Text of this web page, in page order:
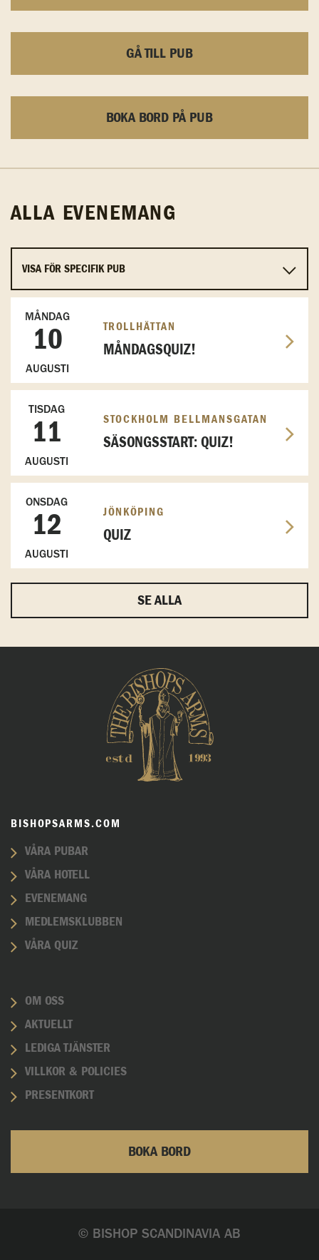
GÅ TILL PUB
BOKA BORD PÅ PUB
ALLA EVENEMANG
MÅNDAG
10
AUGUSTI
TROLLHÄTTAN
MÅNDAGSQUIZ!
TISDAG
11
AUGUSTI
STOCKHOLM BELLMANSGATAN
SÄSONGSSTART: QUIZ!
ONSDAG
12
AUGUSTI
JÖNKÖPING
QUIZ
SE ALLA
BISHOPSARMS.COM
VÅRA PUBAR
VÅRA HOTELL
EVENEMANG
MEDLEMSKLUBBEN
VÅRA QUIZ
OM OSS
AKTUELLT
LEDIGA TJÄNSTER
VILLKOR & POLICIES
PRESENTKORT
BOKA BORD
© BISHOP SCANDINAVIA AB